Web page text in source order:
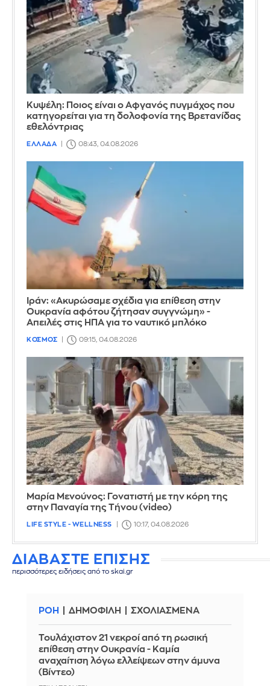
Κυψέλη: Ποιος είναι ο Αφγανός πυγμάχος που
κατηγορείται για τη δολοφονία της Βρετανίδας
εθελόντριας
ΕΛΛΑΔΑ 08:43, 04.08.2026
Ιράν: «Ακυρώσαμε σχέδια για επίθεση στην
Ουκρανία αφότου ζήτησαν συγγνώμη» -
Απειλές στις ΗΠΑ για το ναυτικό μπλόκο
ΚΟΣΜΟΣ 09:15, 04.08.2026
Μαρία Μενούνος: Γονατιστή με την κόρη της
στην Παναγία της Τήνου (video)
LIFE STYLE - WELLNESS 10:17, 04.08.2026
ΔΙΑΒΑΣΤΕ ΕΠΙΣΗΣ
περισσότερες ειδήσεις από το skai.gr
ΡΟΗ ΔΗΜΟΦΙΛΗ ΣΧΟΛΙΑΣΜΕΝΑ
Τουλάχιστον 21 νεκροί από τη ρωσική
επίθεση στην Ουκρανία - Καμία
αναχαίτιση λόγω ελλείψεων στην άμυνα
(Βίντεο)